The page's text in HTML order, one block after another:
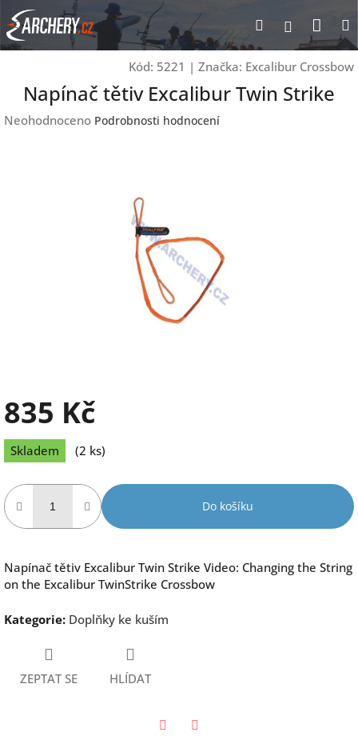
Přejít
na
obsah
Hledat
Kód: 5221 | Značka: Excalibur Crossbow
Napínač tětiv Excalibur Twin Strike
Průměrné
Neohodnoceno Podrobnosti hodnocení
835 Kč
Měrná
cena:
Skladem (2 ks)
Do košíku
Napínač tětiv Excalibur Twin Strike Video: Changing the String
on the Excalibur TwinStrike Crossbow
Kategorie: Doplňky ke kuším
ZEPTAT SE HLÍDAT